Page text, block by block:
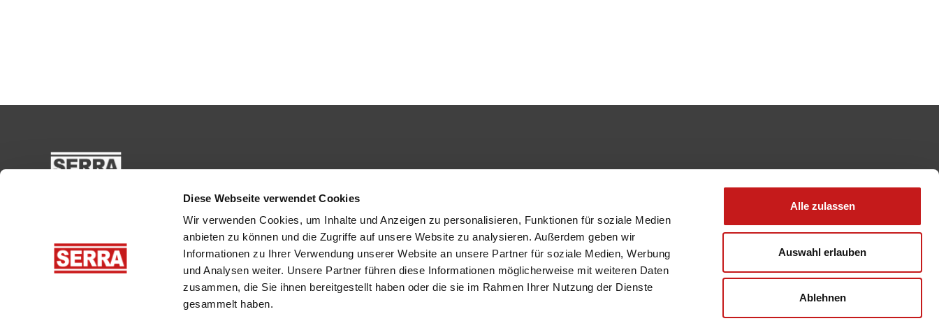
Diese Webseite verwendet Cookies
Wir verwenden Cookies, um Inhalte und Anzeigen zu personalisieren, Funktionen für soziale Medien
anbieten zu können und die Zugriffe auf unsere Website zu analysieren. Außerdem geben wir
Informationen zu Ihrer Verwendung unserer Website an unsere Partner für soziale Medien, Werbung
und Analysen weiter. Unsere Partner führen diese Informationen möglicherweise mit weiteren Daten
zusammen, die Sie ihnen bereitgestellt haben oder die sie im Rahmen Ihrer Nutzung der Dienste
gesammelt haben.
Alle zulassen
Auswahl erlauben
Ablehnen